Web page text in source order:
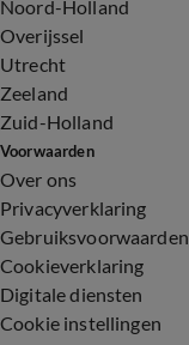
Noord-Holland
Overijssel
Utrecht
Zeeland
Zuid-Holland
Voorwaarden
Over ons
Privacyverklaring
Gebruiksvoorwaarden
Cookieverklaring
Digitale diensten
Cookie instellingen